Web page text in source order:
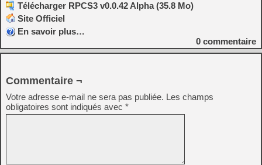
Télécharger RPCS3 v0.0.42 Alpha (35.8 Mo)
Site Officiel
En savoir plus…
0 commentaire
Commentaire ¬
Votre adresse e-mail ne sera pas publiée. Les champs
obligatoires sont indiqués avec *